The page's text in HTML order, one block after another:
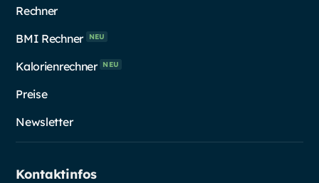
Rechner
BMI Rechner
NEU
Kalorienrechner NEU
Preise
Newsletter
Kontaktinfos